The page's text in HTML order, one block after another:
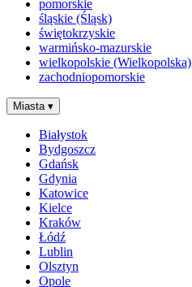
pomorskie
śląskie (Śląsk)
świętokrzyskie
warmińsko-mazurskie
wielkopolskie (Wielkopolska)
zachodniopomorskie
Miasta ▾
Białystok
Bydgoszcz
Gdańsk
Gdynia
Katowice
Kielce
Kraków
Łódź
Lublin
Olsztyn
Opole